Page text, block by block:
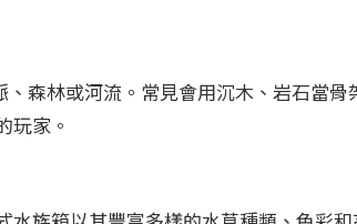
森林或河流。常見會用沉木、岩石當骨
玩家。